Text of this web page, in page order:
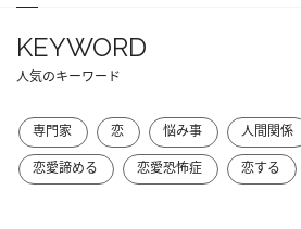
KEYWORD
人気のキーワード
専門家 恋 悩み事 人間関係
恋愛諦める
恋愛恐怖症 恋する